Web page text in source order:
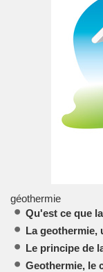
géothermie
Qu'est ce que
La geothermie,
Le principe de
Geothermie, le